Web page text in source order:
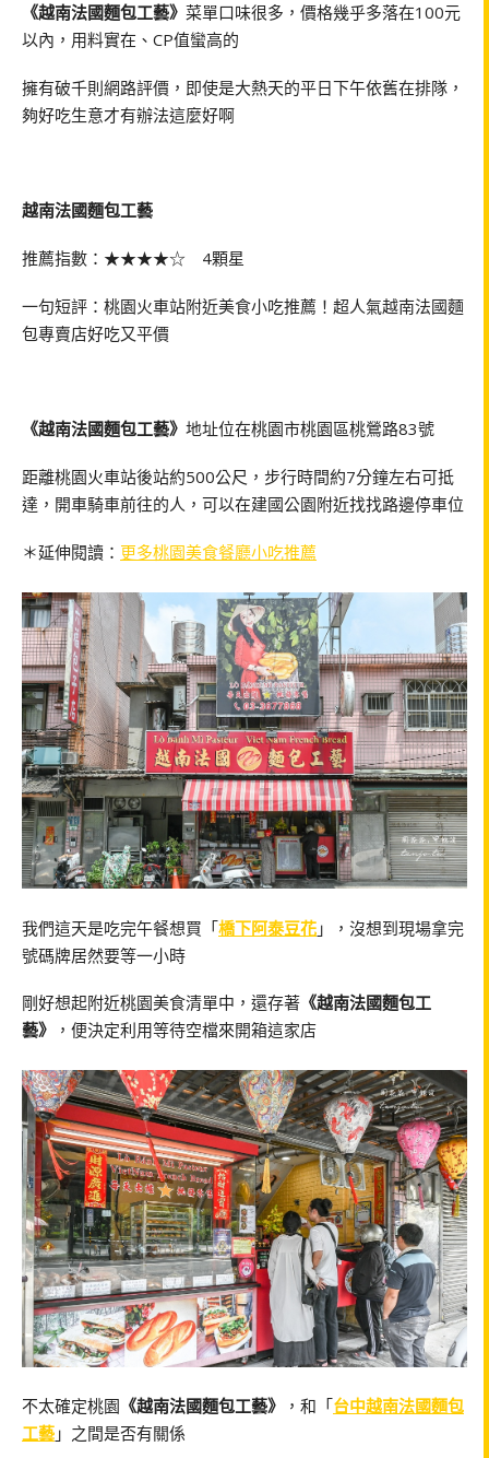
《越南法國麵包工藝》 菜單口味很多，價格幾乎多落在100元
以內，用料實在、CP值蠻高的
擁有破千則網路評價，即使是大熱天的平日下午依舊在排隊，
夠好吃生意才有辦法這麼好啊
越南法國麵包工藝
推薦指數：★★★★☆ 4顆星
一句短評：桃園火車站附近美食小吃推薦！超人氣越南法國麵
包專賣店好吃又平價
《越南法國麵包工藝》 地址位在桃園市桃園區桃鶯路83號
距離桃園火車站後站約500公尺，步行時間約7分鐘左右可抵
達，開車騎車前往的人，可以在建國公園附近找找路邊停車位
＊延伸閱讀： 更多桃園美食餐廳小吃推薦
我們這天是吃完午餐想買「橋下阿泰豆花 」，沒想到現場拿完
號碼牌居然要等一小時
剛好想起附近桃園美食清單中，還存著 《越南法國麵包工
藝》
，便決定利用等待空檔來開箱這家店
不太確定桃園 《越南法國麵包工藝》 ，和「台中越南法國麵包
工藝 」之間是否有關係